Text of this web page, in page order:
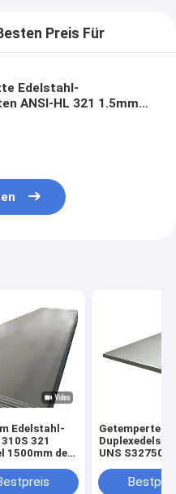
Preis Für
Edelstahl-
ANSI-HL 321 1.5mm
Edelstahl-
321
1500mm des
Getempertes
UNS S32750
Ende